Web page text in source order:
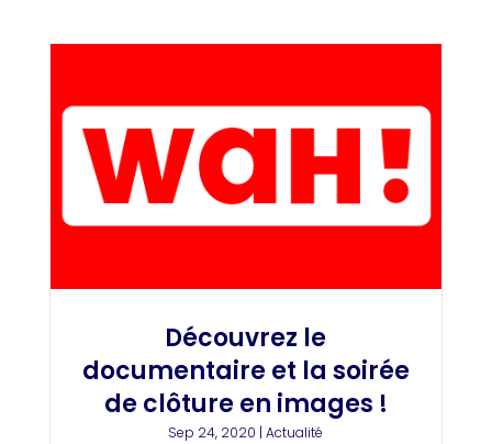
Découvrez le
documentaire et la soirée
de clôture en images !
Sep 24, 2020 |Actualité